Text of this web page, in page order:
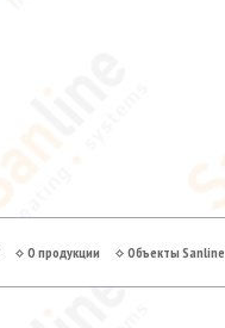
О продукции Объекты Sanline